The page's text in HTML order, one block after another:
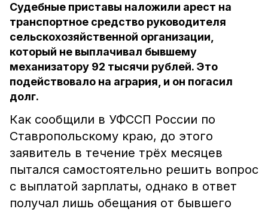
Судебные приставы наложили арест на
транспортное средство руководителя
сельскохозяйственной организации,
который не выплачивал бывшему
механизатору 92 тысячи рублей. Это
подействовало на агрария, и он погасил
долг.
Как сообщили в УФССП России по
Ставропольскому краю, до этого
заявитель в течение трёх месяцев
пытался самостоятельно решить вопрос
с выплатой зарплаты, однако в ответ
получал лишь обещания от бывшего